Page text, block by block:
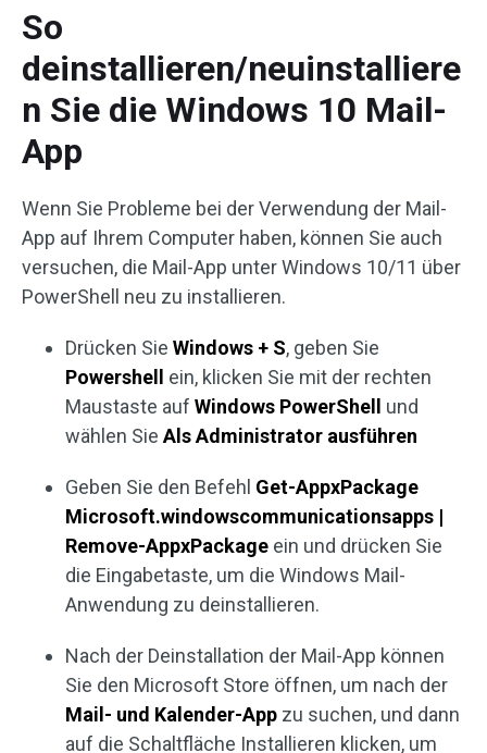
So
deinstallieren/neuinstalliere
n Sie die Windows 10 Mail-
App
Wenn Sie Probleme bei der Verwendung der Mail-
App auf Ihrem Computer haben, können Sie auch
versuchen, die Mail-App unter Windows 10/11 über
PowerShell neu zu installieren.
Drücken Sie Windows + S, geben Sie
Powershell
ein, klicken Sie mit der rechten
Maustaste auf Windows PowerShell und
wählen SieAls Administrator ausführen
Geben Sie den Befehl Get-AppxPackage
Microsoft.windowscommunicationsapps |
Remove-AppxPackage ein und drücken Sie
die Eingabetaste, um die Windows Mail-
Anwendung zu deinstallieren.
Nach der Deinstallation der Mail-App können
Sie den Microsoft Store öffnen, um nach der
Mail- und Kalender-App zu suchen, und dann
auf die Schaltfläche Installieren klicken, um